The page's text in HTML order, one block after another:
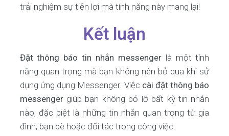
trải nghiệm sự tiện lợi mà tính năng này mang lại!
Kết luận
Đặt thông báo tin nhắn messengerlà một tính
năng quan trọng mà bạn không nên bỏ qua khi sử
dụng ứng dụng Messenger. Việc cài đặt thông báo
messengergiúp bạn không bỏ lỡ bất kỳ tin nhắn
nào, đặc biệt là những tin nhắn quan trọng từ gia
đình, bạn bè hoặc đối tác trong công việc.